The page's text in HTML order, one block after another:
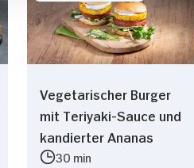
Vegetarischer Burger
mit Teriyaki-Sauce und
kandierter Ananas
30 min